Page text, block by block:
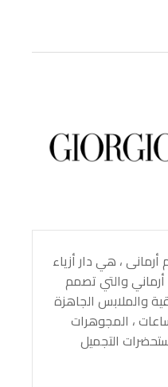
، هي دار أزياء
والتي تصمم
والملابس الجاهزة
، المجوهرات
التجميل